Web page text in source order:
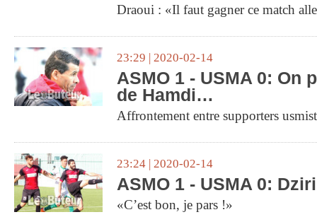
Draoui : «Il faut gagner ce match
23:29 | 2020-02-14
ASMO 1 - USMA 0: On
de Hamdi…
Affrontement entre supporters
23:24 | 2020-02-14
ASMO 1 - USMA 0:
«C’est bon, je pars !»